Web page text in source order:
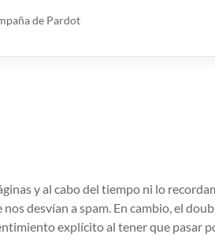
de Pardot
y al cabo del tiempo ni lo
desvían a spam. En cambio, el
explícito al tener que pasar